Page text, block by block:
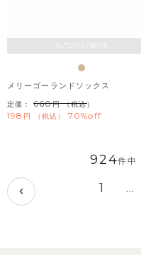
10/12/14/16/18
メリーゴーランドソックス
定価： 660 （税込）
198 税込 70%off
924件中
1 …